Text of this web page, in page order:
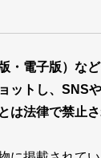
・電子版）な
ットし、SNS
は法律で禁止さ